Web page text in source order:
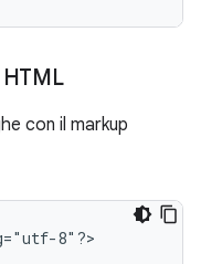
con il markup
8"?>